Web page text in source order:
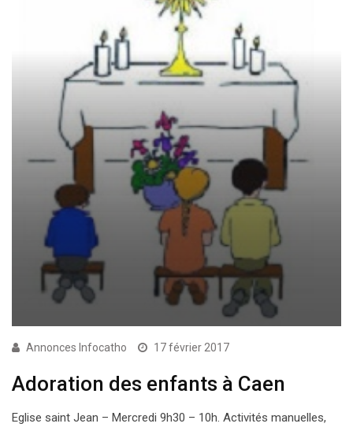
Annonces Infocatho 17 février 2017
Adoration des enfants à Caen
Eglise saint Jean – Mercredi 9h30 – 10h. Activités manuelles,